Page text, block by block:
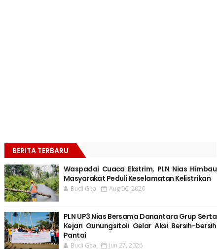
BERITA TERBARU
Waspadai Cuaca Ekstrim, PLN Nias Himbau
Masyarakat Peduli Keselamatan Kelistrikan
Budi Gea Aug 06, 2026
PLN UP3 Nias Bersama Danantara Grup Serta
Kejari Gunungsitoli Gelar Aksi Bersih-bersih
Pantai
Budi Gea Jun 27, 2026